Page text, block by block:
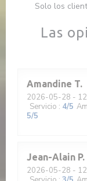
Las
Amandine T
2026-05-28 -
Servicio : 4/5
5/5
Jean-Alain P
2026-05-28 -
Solo los